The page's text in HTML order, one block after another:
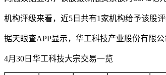
机构评级来看，近5日共有1家机构给予该股
据天眼查APP显示，华工科技产业股份有限公
4月30日华工科技大宗交易一览